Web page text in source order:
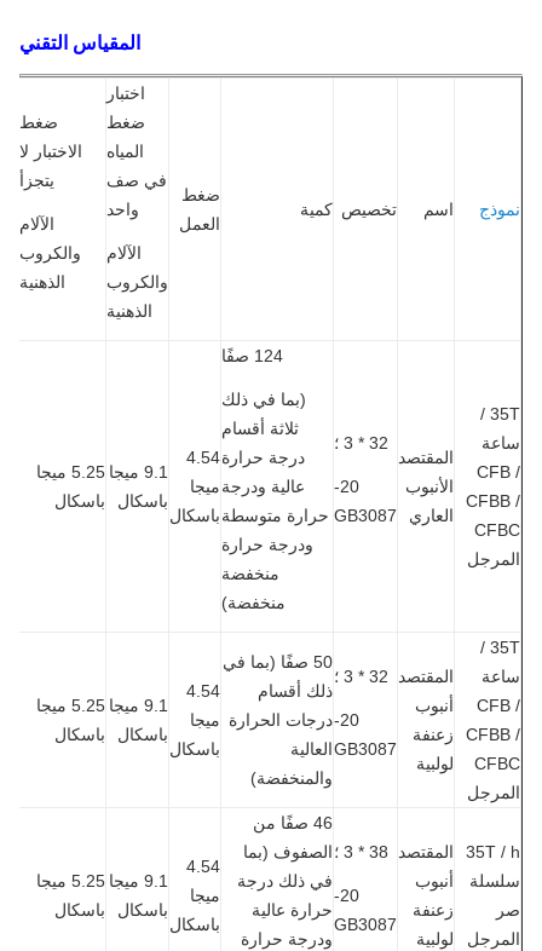
المقياس التقني
اسم تخصيص كمية
العمل
في صف
والكروب
الذهنية
الاختبار لا
والكروب
الذهنية
35T /
المقتصد
الأنبوب
العاري
GB3087
(بما في ذلك
ثلاثة أقسام
درجة حرارة
عالية ودرجة
حرارة متوسطة
ودرجة حرارة
منخفضة
منخفضة)
4.54
ميجا
باسكال
9.1 ميجا
باسكال
5.25 ميجا
باسكال
35T /
المقتصد
أنبوب
زعنفة
لولبية
32 * 3 ؛
GB3087
50 صفًا (بما في
ذلك أقسام
درجات الحرارة
العالية
والمنخفضة)
ميجا
باسكال
9.1 ميجا
باسكال
5.25 ميجا
باسكال
35T
المقتصد
أنبوب
زعنفة
لولبية
38 * 3 ؛
GB3087
46 صفًا من
الصفوف (بما
في ذلك درجة
حرارة عالية
ودرجة حرارة
ميجا
باسكال
9.1 ميجا
باسكال
5.25 ميجا
باسكال